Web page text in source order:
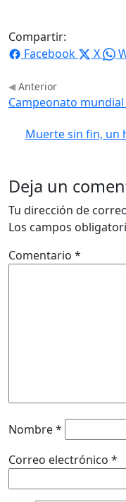
Compartir:
Facebook
X
Anterior
Campeonato
Muerte sin fin, un
Deja un
Tu dirección de
Los campos
Comentario *
Nombre*
Correo electrónico *